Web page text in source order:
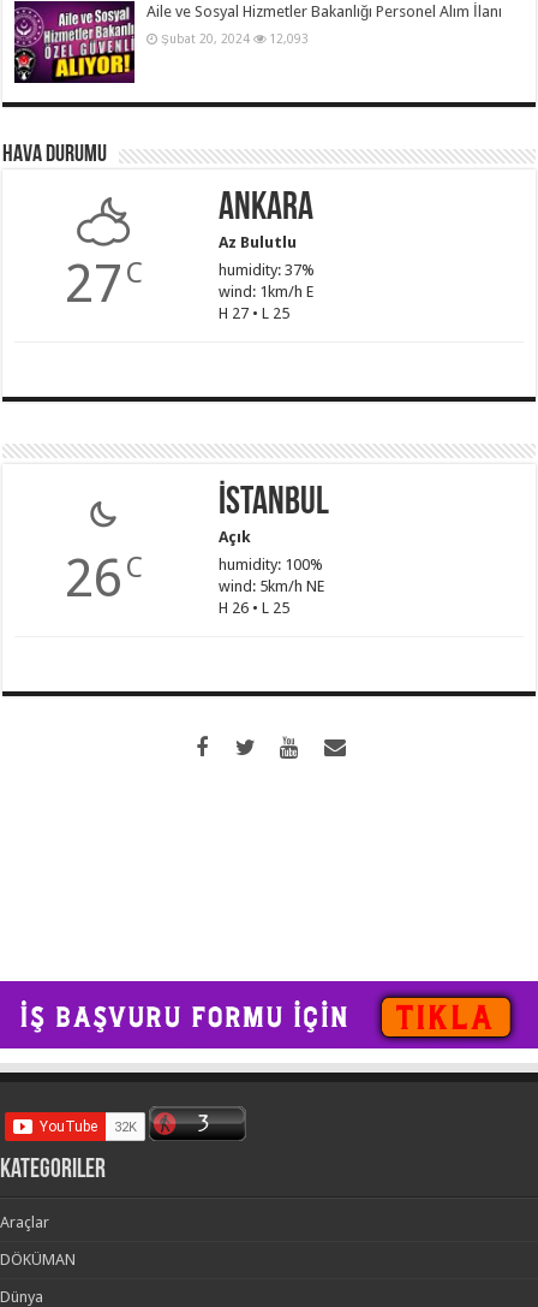
Aile ve Sosyal Hizmetler Bakanlığı Personel Alım İlanı
Şubat 20, 2024 12,093
Hava Durumu
27 C
Ankara
Az Bulutlu
humidity: 37%
wind: 1km/h E
H 27 • L 25
26 C
İstanbul
Açık
humidity: 100%
wind: 5km/h NE
H 26 • L 25
kategoriler
Araçlar
DÖKÜMAN
Dünya